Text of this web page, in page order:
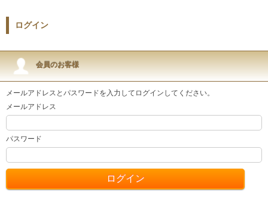
ログイン
会員のお客様
メールアドレスとパスワードを入力してログインしてください。
メールアドレス
パスワード